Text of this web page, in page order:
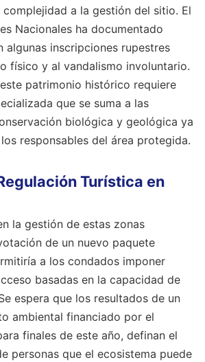
a la gestión del sitio. El
Nacionales ha documentado
algunas inscripciones rupestres
físico y al vandalismo involuntario.
patrimonio histórico requiere
que se suma a las
biológica y geológica ya
responsables del área protegida.
Turística en
la gestión de estas zonas
de un nuevo paquete
a los condados imponer
basadas en la capacidad de
espera que los resultados de un
ambiental financiado por el
finales de este año, definan el
personas que el ecosistema puede